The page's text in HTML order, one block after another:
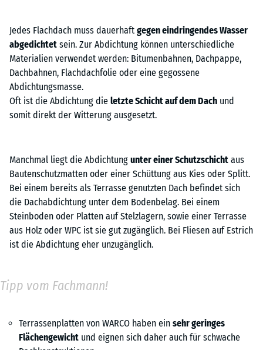
Jedes Flachdach muss dauerhaft gegen eindringendes Wasser
abgedichtet sein. Zur Abdichtung können unterschiedliche
Materialien verwendet werden: Bitumenbahnen, Dachpappe,
Dachbahnen, Flachdachfolie oder eine gegossene
Abdichtungsmasse.
Oft ist die Abdichtung die letzte Schicht auf dem Dach und
somit direkt der Witterung ausgesetzt.
Manchmal liegt die Abdichtung unter einer Schutzschicht aus
Bautenschutzmatten oder einer Schüttung aus Kies oder Splitt.
Bei einem bereits als Terrasse genutzten Dach befindet sich
die Dachabdichtung unter dem Bodenbelag. Bei einem
Steinboden oder Platten auf Stelzlagern, sowie einer Terrasse
aus Holz oder WPC ist sie gut zugänglich. Bei Fliesen auf Estrich
ist die Abdichtung eher unzugänglich.
Tipp vom Fachmann!
Terrassenplatten von WARCO haben ein sehr geringes
Flächengewicht und eignen sich daher auch für schwache